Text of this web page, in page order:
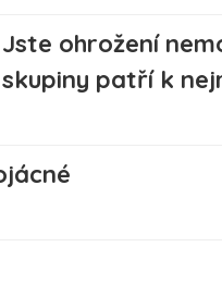
Jste ohrožení
skupiny patří k